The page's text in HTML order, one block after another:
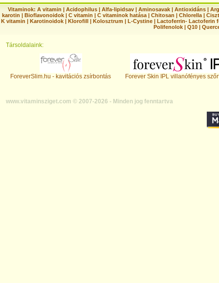
Vitaminok: A vitamin |Acidophilus |Alfa-lipidsav |Aminosavak |Antioxidáns |
karotin | Bioflavonoidok | C vitamin | C vitaminok hatása | Chitosan | Chlorella |
K vitamin | Karotinoidok | Klorofill | Kolosztrum | L-Cystine | Lactoferrin- Lactoferin
Polifenolok |Q10 |
Társoldalaink:
ForeverSlim.hu - kavitációs zsírbontás Forever Skin IPL villanófényes
www.vitaminsziget.com © 2007-2026 - Minden jog fenntartva